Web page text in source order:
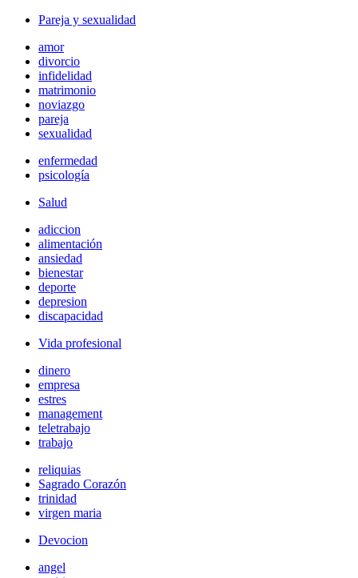
Pareja y sexualidad
amor
divorcio
infidelidad
matrimonio
noviazgo
pareja
sexualidad
enfermedad
psicología
Salud
adiccion
alimentación
ansiedad
bienestar
deporte
depresion
discapacidad
Vida profesional
dinero
empresa
estres
management
teletrabajo
trabajo
reliquias
Sagrado Corazón
trinidad
virgen maria
Devocion
angel